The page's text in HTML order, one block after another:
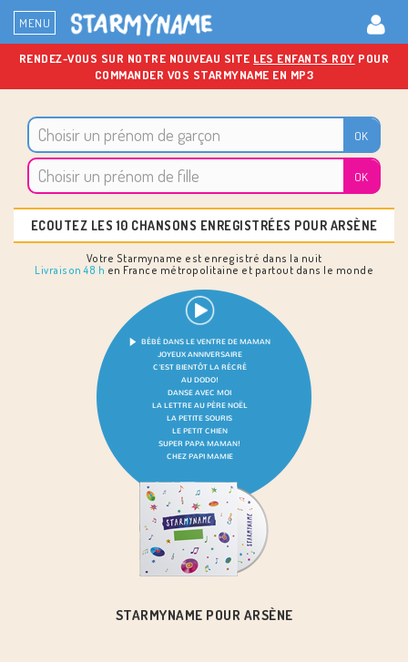
MENU
RENDEZ-VOUS SUR NOTRE NOUVEAU SITE LES ENFANTS ROY POUR
COMMANDER VOS STARMYNAME EN MP3
ECOUTEZ LES 10 CHANSONS ENREGISTRÉES POUR ARSÈNE
Votre Starmyname est enregistré dans la nuit
Livraison 48 h en France métropolitaine et partout dans le monde
STARMYNAME POUR ARSÈNE